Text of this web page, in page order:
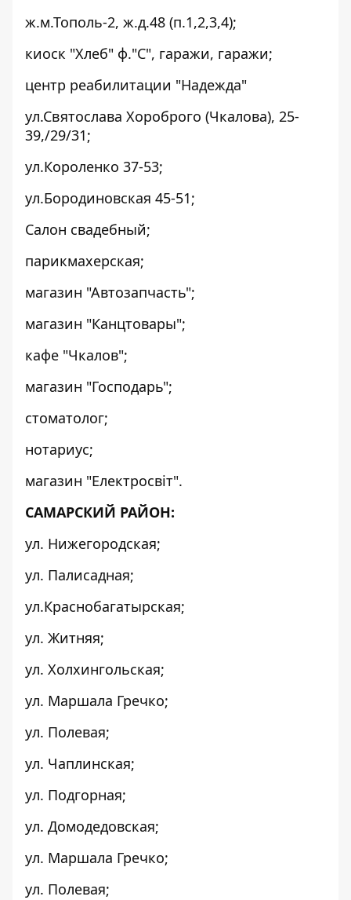
ж.м.Тополь-2, ж.д.48 (п.1,2,3,4);
киоск "Хлеб" ф."С", гаражи, гаражи;
центр реабилитации "Надежда"
ул.Святослава Хороброго (Чкалова), 25-
39,/29/31;
ул.Короленко 37-53;
ул.Бородиновская 45-51;
Салон свадебный;
парикмахерская;
магазин "Автозапчасть";
магазин "Канцтовары";
кафе "Чкалов";
магазин "Господарь";
стоматолог;
нотариус;
магазин "Електросвіт".
САМАРСКИЙ РАЙОН:
ул. Нижегородская;
ул. Палисадная;
ул.Краснобагатырская;
ул. Житняя;
ул. Холхингольская;
ул. Маршала Гречко;
ул. Полевая;
ул. Чаплинская;
ул. Подгорная;
ул. Домодедовская;
ул. Маршала Гречко;
ул. Полевая;